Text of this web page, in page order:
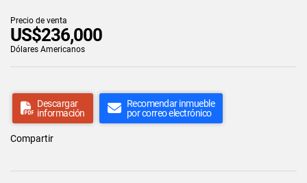
Precio de venta
US$236,000
Dólares Americanos
Descargar
información
Recomendar inmueble
por correo electrónico
Compartir